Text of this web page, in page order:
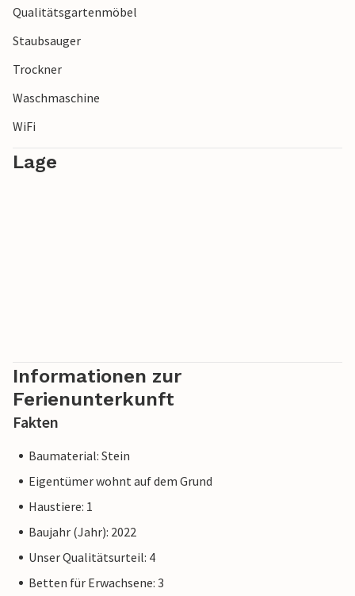
Freuen Sie sich auf die vielen Möglichkeiten, die sich Ihnen
Qualitätsgartenmöbel
Staubsauger
Trockner
Waschmaschine
WiFi
Lage
Informationen zur
Ferienunterkunft
Fakten
Baumaterial: Stein
Eigentümer wohnt auf dem Grund
Haustiere: 1
Baujahr (Jahr): 2022
Unser Qualitätsurteil: 4
Betten für Erwachsene: 3